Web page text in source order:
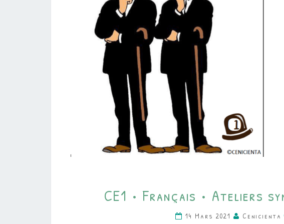
CE1 • Français • Ateliers
14 Mars 2021 Cenicienta